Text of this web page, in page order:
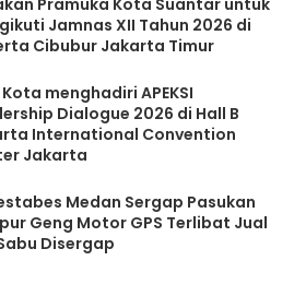
Jamnas XII Tahun 2026 di
Cibubur Jakarta Timur
menghadiri APEKSI
Dialogue 2026 di Hall B
International Convention
Jakarta
Medan Sergap Pasukan
Geng Motor GPS Terlibat Jual
Disergap